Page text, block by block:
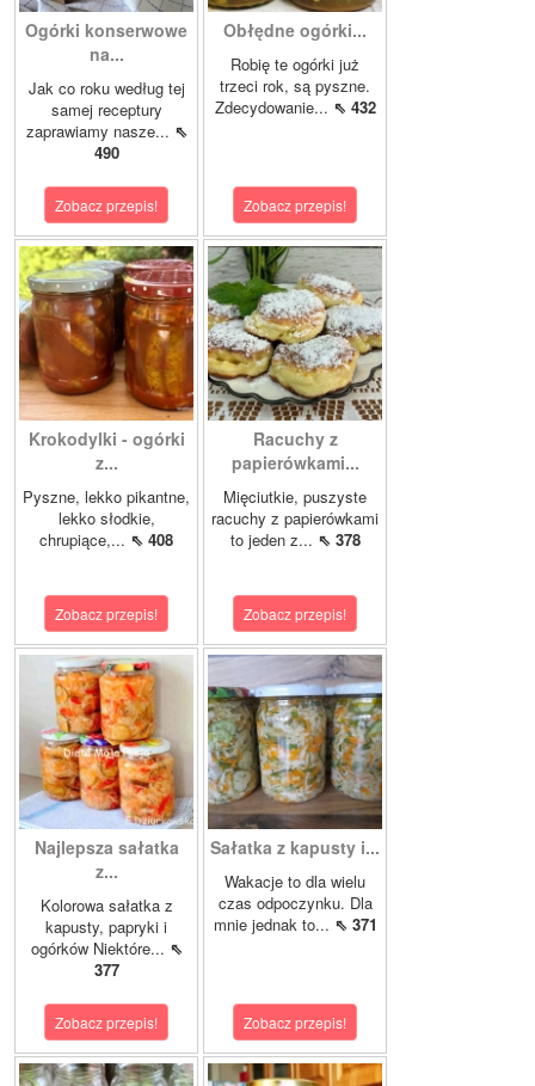
Ogórki konserwowe
na...
Jak co roku według tej
samej receptury
zaprawiamy nasze... ⇖
490
Zobacz przepis!
Obłędne ogórki...
Robię te ogórki już
trzeci rok, są pyszne.
Zdecydowanie... ⇖ 432
Zobacz przepis!
Krokodylki - ogórki
z...
Pyszne, lekko pikantne,
lekko słodkie,
chrupiące,... ⇖ 408
Zobacz przepis!
Racuchy z
papierówkami...
Mięciutkie, puszyste
racuchy z papierówkami
to jeden z... ⇖ 378
Zobacz przepis!
Najlepsza sałatka
z...
Kolorowa sałatka z
kapusty, papryki i
ogórków Niektóre... ⇖
377
Zobacz przepis!
Sałatka z kapusty i...
Wakacje to dla wielu
czas odpoczynku. Dla
mnie jednak to... ⇖ 371
Zobacz przepis!